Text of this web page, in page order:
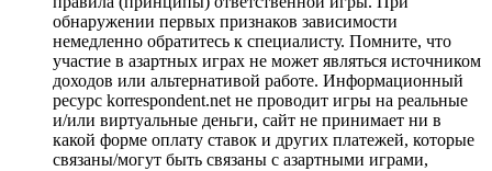
обнаружении первых признаков зависимости
немедленно обратитесь к специалисту. Помните, что
участие в азартных играх не может являться источником
доходов или альтернативой работе. Информационный
ресурс korrespondent.net не проводит игры на реальные
и/или виртуальные деньги, сайт не принимает ни в
какой форме оплату ставок и других платежей, которые
связаны/могут быть связаны с азартными играми,